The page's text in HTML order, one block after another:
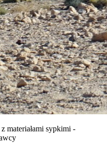
materiałami sypkimi -